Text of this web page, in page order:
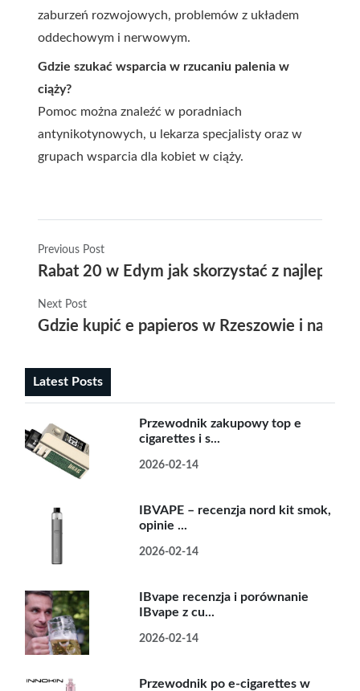
zaburzeń rozwojowych, problemów z układem
oddechowym i nerwowym.
Gdzie szukać wsparcia w rzucaniu palenia w
ciąży?
Pomoc można znaleźć w poradniach
antynikotynowych, u lekarza specjalisty oraz w
grupach wsparcia dla kobiet w ciąży.
Previous Post
Rabat 20 w Edym jak skorzystać z
Next Post
Gdzie kupić e papieros w Rzeszowie i na co
Latest Posts
Przewodnik zakupowy top e
cigarettes i s...
2026-02-14
IBVAPE – recenzja nord kit smok,
opinie ...
2026-02-14
IBvape recenzja i porównanie
IBvape z cu...
2026-02-14
Przewodnik po e-cigarettes w